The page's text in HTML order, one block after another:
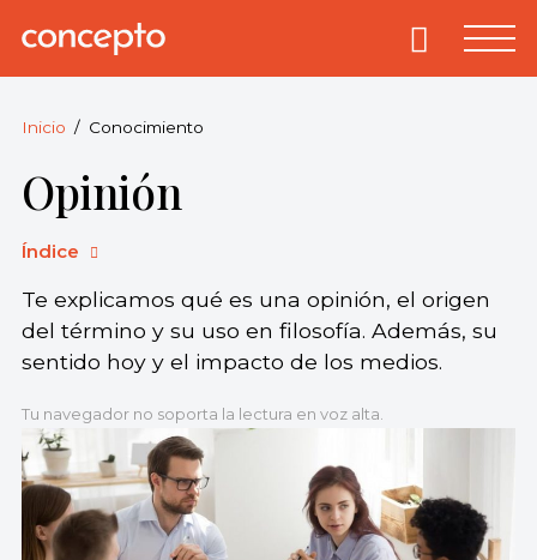
Concepto.
derechos
reservados.
Primary
Inicio Conocimiento
Opinión
Índice
Te explicamos qué es una opinión, el origen
del término y su uso en filosofía. Además, su
sentido hoy y el impacto de los medios.
Tu navegador no soporta la lectura en voz alta.